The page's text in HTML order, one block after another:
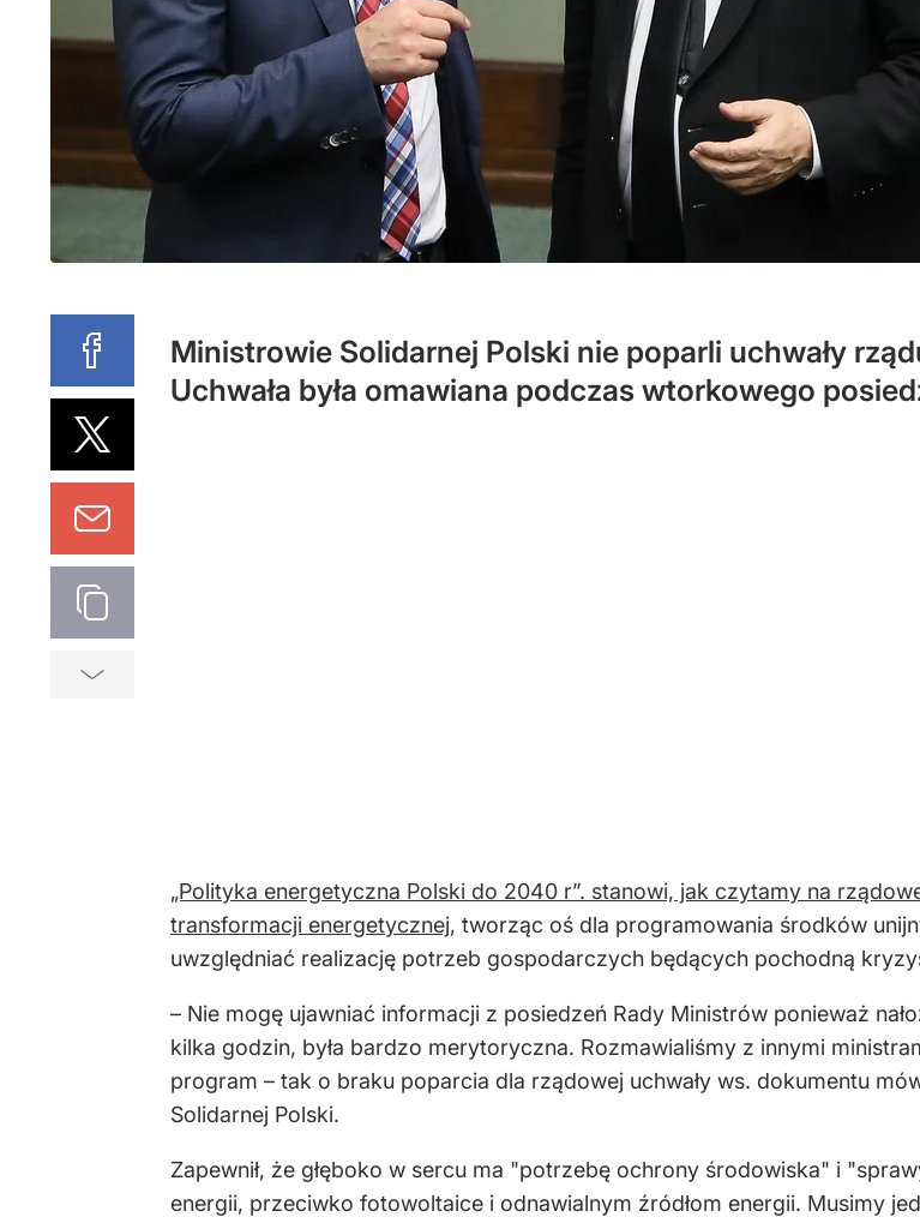
Ministrowie Solidarnej Polski nie poparli uchwały
Uchwała była omawiana podczas wtorkowego
„Polityka energetyczna Polski do 2040 r”. stanowi, jak czytamy na
transformacji energetycznej, tworząc oś dla programowania środków
uwzględniać realizację potrzeb gospodarczych będących pochodną
– Nie mogę ujawniać informacji z posiedzeń Rady Ministrów ponieważ
kilka godzin, była bardzo merytoryczna. Rozmawialiśmy z innymi
program – tak o braku poparcia dla rządowej uchwały ws. dokumentu
Solidarnej Polski.
Zapewnił, że głęboko w sercu ma "potrzebę ochrony środowiska" i
energii, przeciwko fotowoltaice i odnawialnym źródłom energii. Musimy